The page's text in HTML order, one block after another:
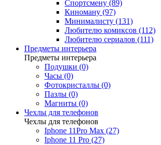
Спортсмену (89)
Киноману (97)
Минималисту (131)
Любителю комиксов (112)
Любителю сериалов (111)
Предметы интерьера
Предметы интерьера
Подушки (0)
Часы (0)
Фотокристаллы (0)
Пазлы (0)
Магниты (0)
Чехлы для телефонов
Чехлы для телефонов
Iphone 11Pro Max (27)
Iphone 11 Pro (27)